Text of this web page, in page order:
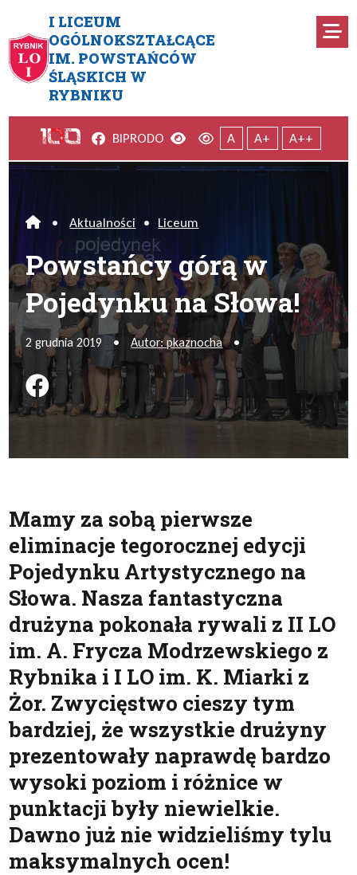
I LICEUM
OGÓLNOKSZTAŁCĄCE
IM. POWSTAŃCÓW
ŚLĄSKICH W
RYBNIKU
Powstańcy górą w Pojedynku
Facebook
BIPRODO Wersja kontrastowa
Wersja domyślna
A A+ A++
Home
• Aktualności • Liceum
Powstańcy górą w
Pojedynku na Słowa!
2 grudnia 2019 • Autor: pkaznocha •
Podziel się na FB
Mamy za sobą pierwsze
eliminacje tegorocznej edycji
Pojedynku Artystycznego na
Słowa. Nasza fantastyczna
drużyna pokonała rywali z II LO
im. A. Frycza Modrzewskiego z
Rybnika i I LO im. K. Miarki z
Żor. Zwycięstwo cieszy tym
bardziej, że wszystkie drużyny
prezentowały naprawdę bardzo
wysoki poziom i różnice w
punktacji były niewielkie.
Dawno już nie widzieliśmy tylu
maksymalnych ocen!